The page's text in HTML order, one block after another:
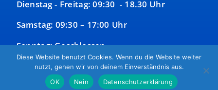
Dienstag - Freitag: 09:30 - 18.30 Uhr
Samstag: 09:30 – 17:00 Uhr
Sonntag: Geschlossen
Diese Website benutzt Cookies. Wenn du die Website weiter
nutzt, gehen wir von deinem Einverständnis aus.
OK
Nein Datenschutzerklärung